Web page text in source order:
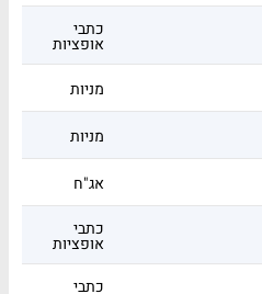
כתבי
אופציות
מניות
מניות
אג"ח
כתבי
אופציות
כתבי